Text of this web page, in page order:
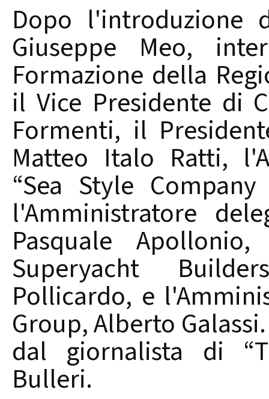
Dopo l'introduzione
Giuseppe Meo,
Formazione della
il Vice Presidente di
Formenti, il
Matteo Italo Ratti,
“Sea Style
l'Amministratore
Pasquale
Superyacht
Pollicardo, e
Group, Alberto
dal giornalista di
Bulleri.